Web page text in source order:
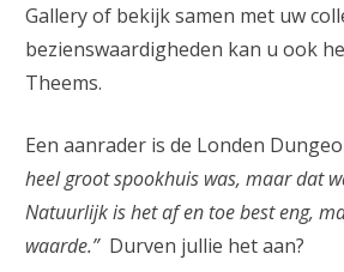
Gallery of bekijk samen met uw
bezienswaardigheden kan u ook
Theems.
Een aanrader is de Londen
heel groot spookhuis was, maar dat
Natuurlijk is het af en toe best eng,
waarde.” Durven jullie het aan?